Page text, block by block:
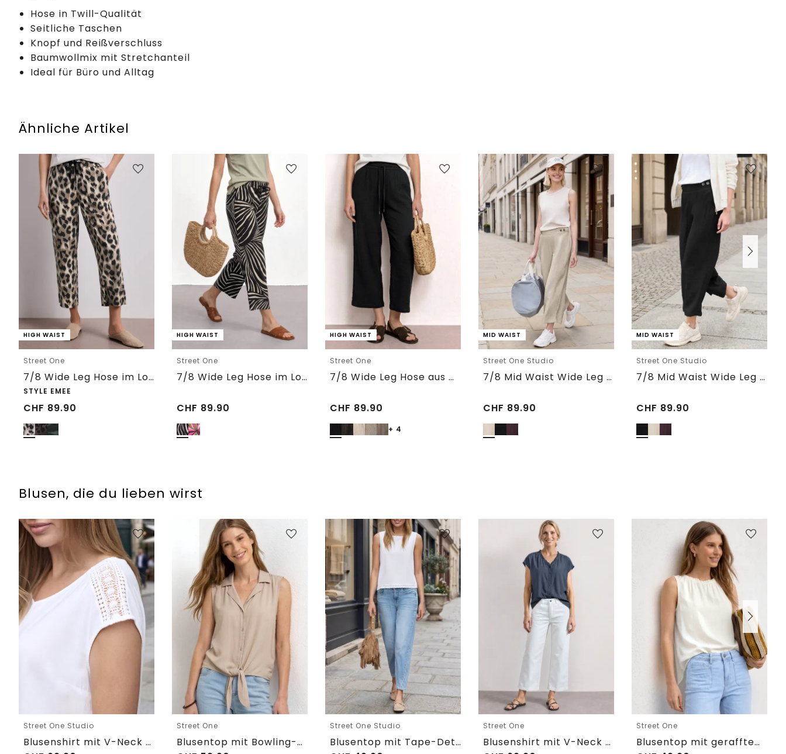
Hose in Twill-Qualität
Seitliche Taschen
Knopf und Reißverschluss
Baumwollmix mit Stretchanteil
Ideal für Büro und Alltag
Ähnliche Artikel
HIGH WAIST
Street One
7/8 Wide Leg Hose im Loose Fit mit Print
STYLE EMEE
CHF 89.90
HIGH WAIST
Street One
7/8 Wide Leg Hose im Loose Fit
CHF 89.90
HIGH WAIST
Street One
7/8 Wide Leg Hose aus Musselin im Loose Fit
CHF 89.90
+ 4
MID WAIST
Street One Studio
7/8 Mid Waist Wide Leg Hose im Leinen-Look
CHF 89.90
MID WAIST
Street One Studio
7/8 Mid Waist Wide Leg Hose im Leinen-Look
CHF 89.90
Blusen, die du lieben wirst
Street One Studio
Blusenshirt mit V-Neck und Spitze
Street One
Blusentop mit Bowling-Kragen und Knoten
Street One Studio
Blusentop mit Tape-Detail am Saum
Street One
Blusenshirt mit V-Neck und Rüschen
Street One
Blusentop mit gerafftem Rundhals